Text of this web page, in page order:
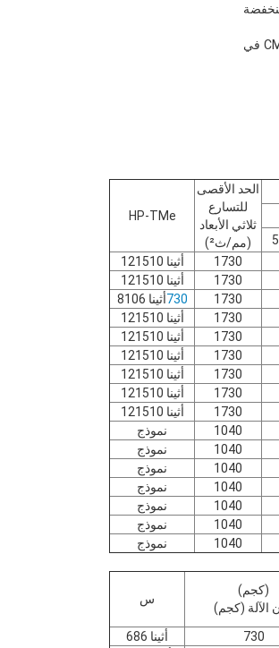
موازنة هوائية ((قابلة للتعديل) للمحور Z، مما يجعل المحور Z يعمل بثبات، مع فرامل أوتوماتيكية في حالة الطوارئ والحفاظ على CMM في
الحد الأقصى
للتسارع
ثلاثي الأبعاد
(مم/ث²)
HP-TMe
1730
أثينا 121510
1730
أثينا 121510
1730
730أثينا 8106
1730
أثينا 121510
1730
أثينا 121510
1730
أثينا 121510
1730
أثينا 121510
1730
أثينا 121510
1730
أثينا 121510
1040
نموذج
1040
نموذج
1040
نموذج
1040
نموذج
1040
نموذج
1040
نموذج
1040 نموذج
(كجم)
الآلة (كجم)
س
730
أثينا 686